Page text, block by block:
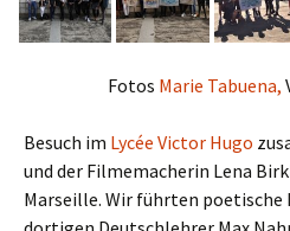
Fotos Marie Tabuena,
Besuch im Lycée Victor Hugo
und der Filmemacherin Lena
Marseille. Wir führten